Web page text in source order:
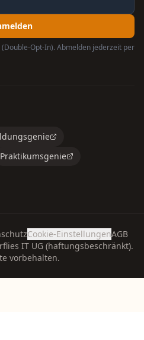
Opt-In). Abmelden jederzeit per
Praktikumsgenie
Cookie-EinstellungenAGB
IT UG (haftungsbeschränkt).
vorbehalten.